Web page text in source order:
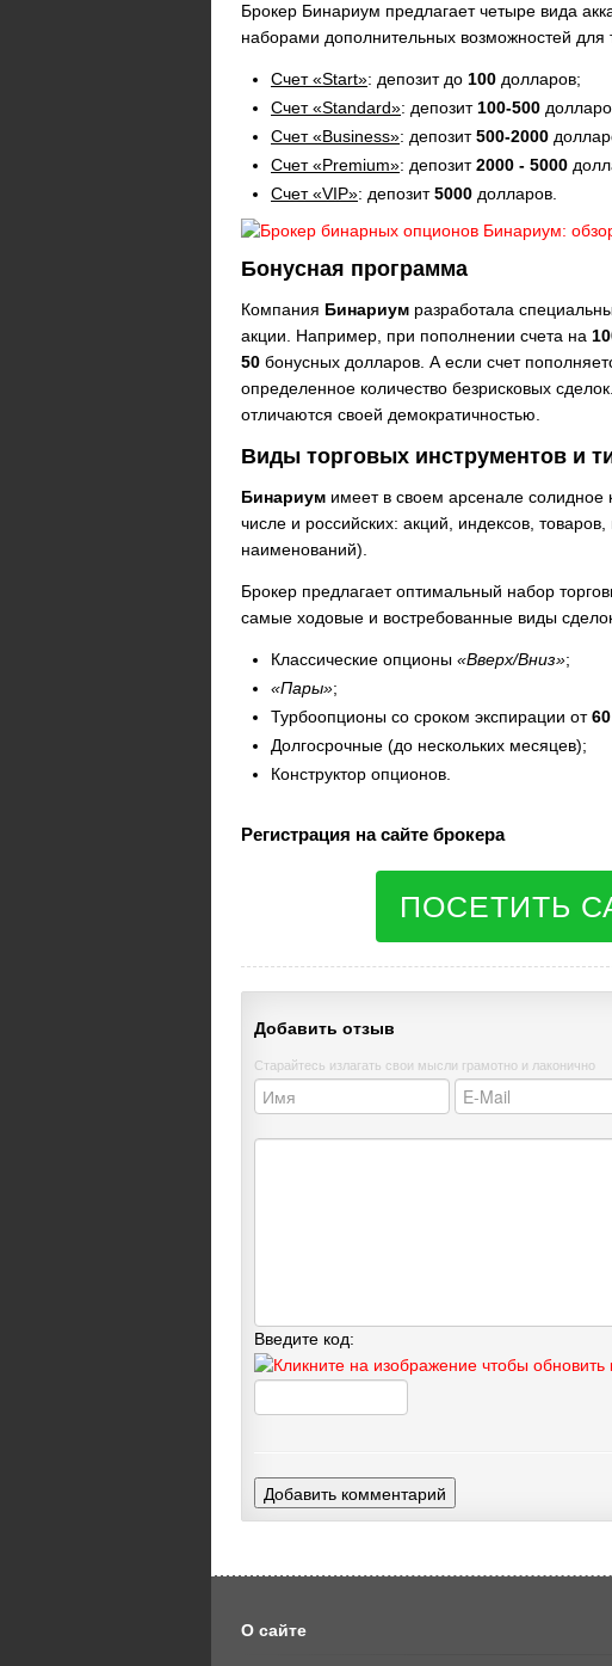
Брокер Бинариум предлагает четыре вида
наборами дополнительных возможностей для
Счет «Start»: депозит до 100 долларов;
Счет «Standard»: депозит 100-500
Счет «Business»: депозит 500-2000
Счет «Premium»: депозит 2000 - 5000
Счет «VIP»: депозит 5000 долларов.
Бонусная программа
Компания Бинариум разработала
акции. Например, при пополнении счета на
50 бонусных долларов. А если счет
определенное количество безрисковых
отличаются своей демократичностью.
Виды торговых инструментов и
Бинариум имеет в своем арсенале солидное
числе и российских: акций, индексов,
наименований).
Брокер предлагает оптимальный набор
самые ходовые и востребованные виды
Классические опционы «Вверх/Вниз»;
«Пары»;
Турбоопционы со сроком экспирации от 60
Долгосрочные (до нескольких месяцев);
Конструктор опционов.
Регистрация на сайте брокера
ПОСЕТИТЬ
Добавить отзыв
Старайтесь излагать свои мысли грамотно и лаконично
Введите код:
Добавить комментарий
О сайте